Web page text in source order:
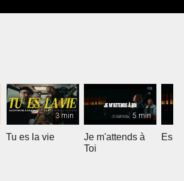
3 min
Tu es la vie
5 min
Je m'attends à
Toi